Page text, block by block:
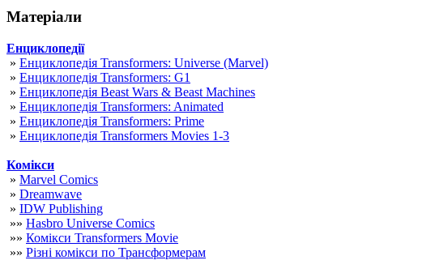
Матеріали
Енциклопедії
» Енциклопедія Transformers: Universe (Marvel)
» Енциклопедія Transformers: G1
» Енциклопедія Beast Wars & Beast Machines
» Енциклопедія Transformers: Animated
» Енциклопедія Transformers: Prime
» Енциклопедія Transformers Movies 1-3
Комікси
» Marvel Comics
» Dreamwave
» IDW Publishing
»» Hasbro Universe Comics
»» Комікси Transformers Movie
»» Різні комікси по Трансформерам